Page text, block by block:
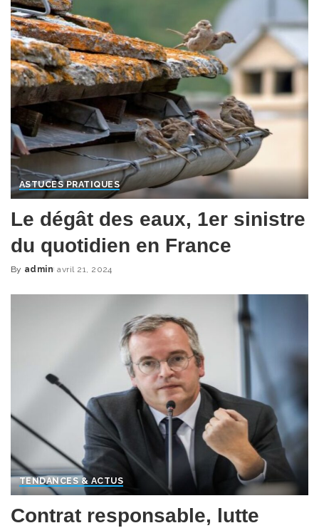
ASTUCES PRATIQUES
Le dégât des eaux, 1er sinistre
du quotidien en France
Posted
By admin avril 21, 2024
TENDANCES & ACTUS
Contrat responsable, lutte